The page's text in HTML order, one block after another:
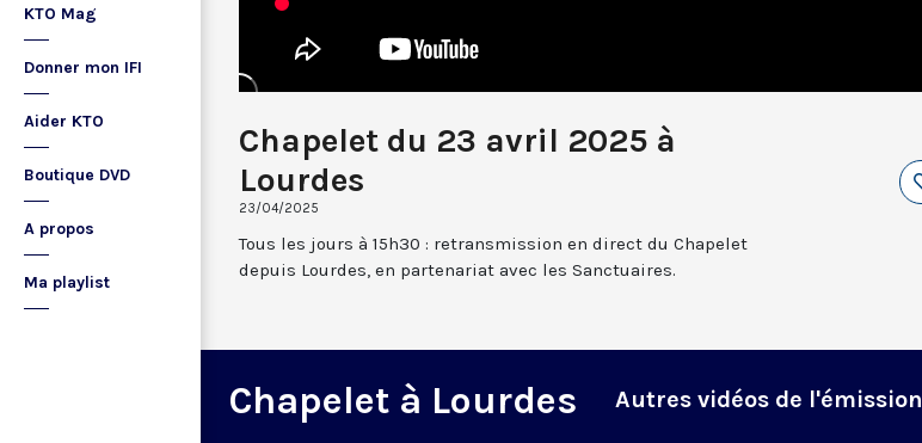
KTO Mag
Donner mon IFI
Aider KTO
Boutique DVD
A propos
Ma playlist
Chapelet du 23 avril 2025 à
Lourdes
23/04/2025
Tous les jours à 15h30 : retransmission en direct du Chapelet
depuis Lourdes, en partenariat avec les Sanctuaires.
Chapelet à Lourdes Autres vidéos de l'émission